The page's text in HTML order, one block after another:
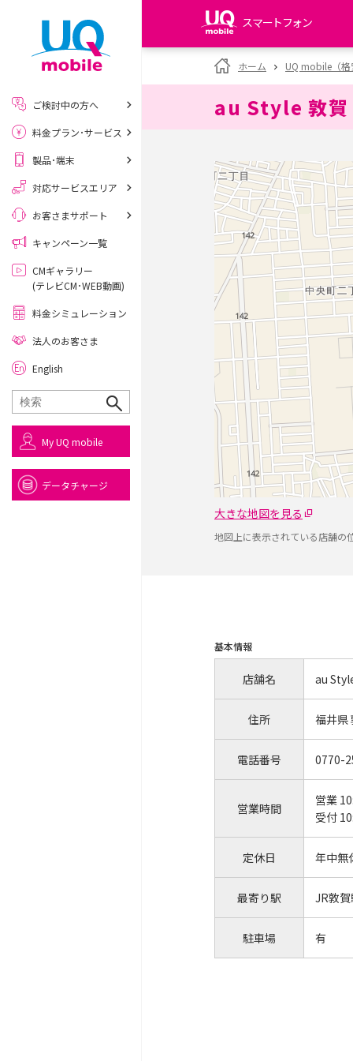
スマートフォン
my UQ WiMAX
UQ WiMAX ご契約の方
My UQ mobile
UQ mobile
データチャージサイト
ホーム UQ mobile（
au Style 敦賀
大きな地図を見る
地図上に表示されている店舗の
基本情報
店舗名 au
住所 福井県
電話番号 0770-
営業時間
営業
受付
定休日 年中無
最寄り駅 JR敦
駐車場 有
ご検討中の方へ
料金プラン･サービス
製品･端末
対応サービスエリア
お客さまサポート
キャンペーン一覧
CMギャラリー
(テレビCM･WEB動画)
料金シミュレーション
法人のお客さま
English
My UQ mobile
データチャージ